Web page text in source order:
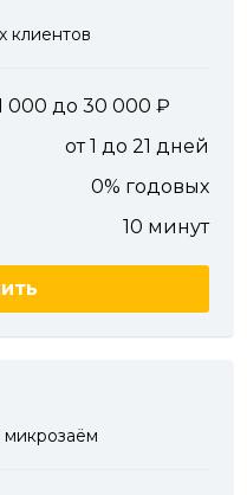
клиентов
000 до 30 000
от 1 до 21 дней
0% годовых
10 минут
микрозаём